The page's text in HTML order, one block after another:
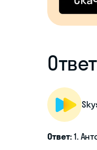
Ответ
Ответ:1.